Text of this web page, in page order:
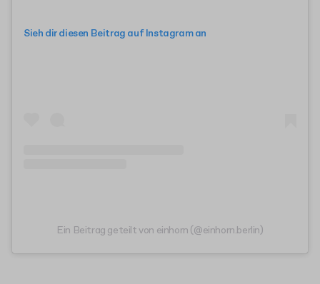
Sieh dir diesen Beitrag auf Instagram an
Ein Beitrag geteilt von einhorn (@einhorn.berlin)